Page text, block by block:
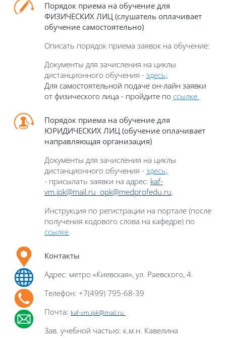
Порядок приема на обучение для
ФИЗИЧЕСКИХ ЛИЦ (слушатель оплачивает
обучение самостоятельно)
Описать порядок приема заявок на обучение:
Документы для зачисления на циклы
дистанционного обучения - здесь;
Для самостоятельной подаче он-лайн заявки
от физического лица - пройдите по ссылке.
Порядок приема на обучение для
ЮРИДИЧЕСКИХ ЛИЦ (обучение оплачивает
направляющая организация)
Документы для зачисления на циклы
дистанционного обучения - здесь;
- присылать заявки на адрес: kaf-
vm.ipk@mail.ru opk@medprofedu.ru.
Инструкция по регистрации на портале (после
получения кодового слова на кафедре) по
ссылке.
Контакты
Адрес: метро «Киевская», ул. Раевского, 4.
Телефон: +7(499) 795-68-39
Почта: kaf-vm.ipk@mail.ru
Зав. учебной частью: к.м.н. Кавелина